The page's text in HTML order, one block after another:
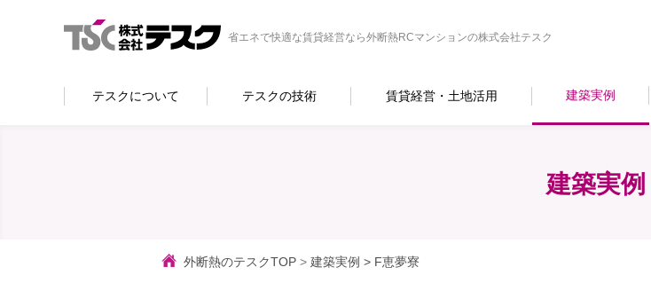
省エネで快適な賃貸経営なら外断熱RCマンションの株式会社テスク
テスクについて テスクの技術 賃貸経営・土地活用 建築実例
建築実例
外断熱のテスクTOP > 建築実例 > F恵夢寮